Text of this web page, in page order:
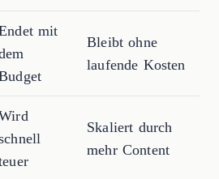
mit
Bleibt ohne
laufende Kosten
Skaliert durch
mehr Content